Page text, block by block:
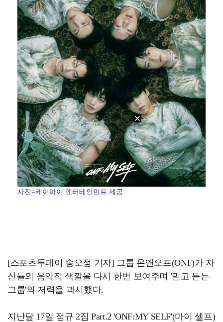
[ST포토] 라이즈 시온, 달콤한 입술
사진=케이아이 엔터테인먼트 제공
[스포츠투데이 송오정 기자] 그룹 온앤오프(ONF)가 자
신들의 음악적 색깔을 다시 한번 보여주며 '믿고 듣는
그룹'의 저력을 과시했다.
지난달 17일 정규 2집 Part.2 'ONF:MY SELF'(마이 셀프)